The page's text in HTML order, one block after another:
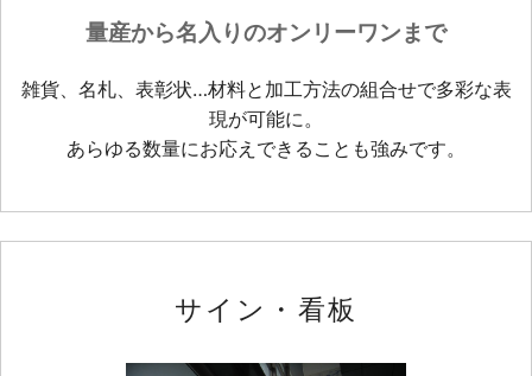
量産から名入りのオンリーワンまで
雑貨、名札、表彰状…材料と加工方法の組合せで多彩な表
現が可能に。
あらゆる数量にお応えできることも強みです。
サイン・看板